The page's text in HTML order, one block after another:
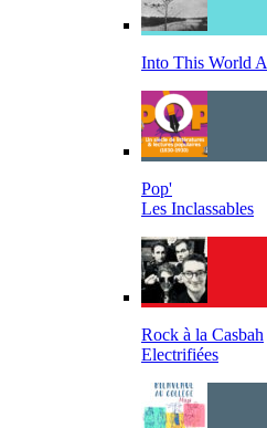
Into This World
Pop'
Les Inclassables
Rock à la Casbah
Electrifiées